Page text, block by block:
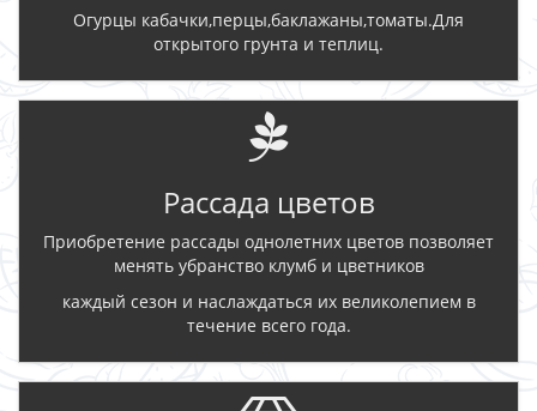
Огурцы кабачки,перцы,баклажаны,томаты.Для
открытого грунта и теплиц.
Рассада цветов
Приобретение рассады однолетних цветов позволяет
менять убранство клумб и цветников
каждый сезон и наслаждаться их великолепием в
течение всего года.